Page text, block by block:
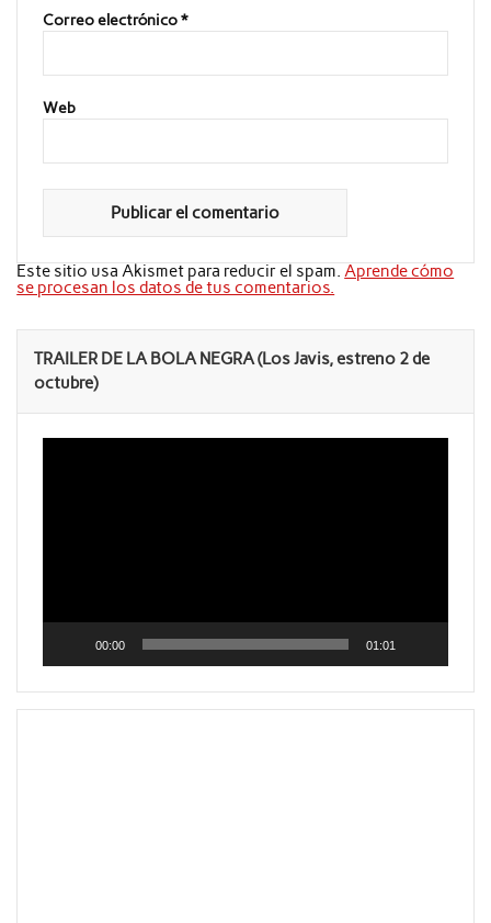
Correo electrónico*
Web
Este sitio usa Akismet para reducir el spam.Aprende cómo
se procesan los datos de tus comentarios.
TRAILER DE LA BOLA NEGRA (Los Javis, estreno 2 de
octubre)
00:00 01:01